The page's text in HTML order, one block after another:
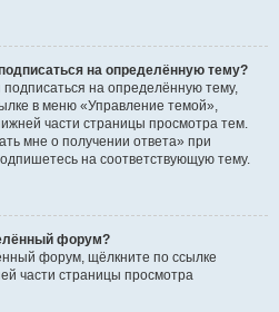
на определённую тему?
на определённую тему,
в меню «Управление темой»,
части страницы просмотра тем.
мне о получении ответа» при
на соответствующую тему.
форум?
форум, щёлкните по ссылке
части страницы просмотра